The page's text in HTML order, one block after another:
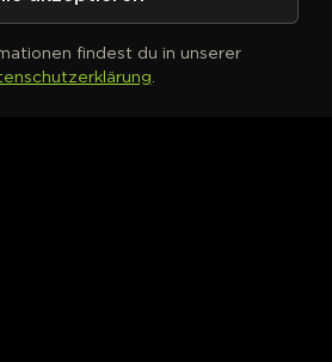
definiert
findest du in unserer